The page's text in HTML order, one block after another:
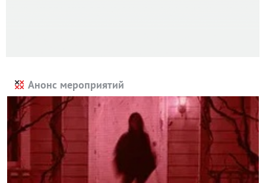
Анонс мероприятий